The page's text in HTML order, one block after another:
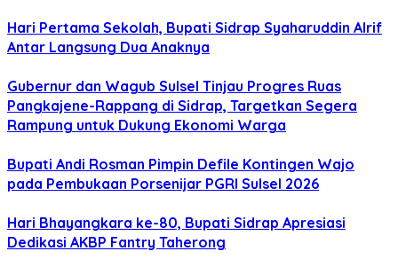
Hari Pertama Sekolah, Bupati Sidrap Syaharuddin Alrif
Antar Langsung Dua Anaknya
Gubernur dan Wagub Sulsel Tinjau Progres Ruas
Pangkajene-Rappang di Sidrap, Targetkan Segera
Rampung untuk Dukung Ekonomi Warga
Bupati Andi Rosman Pimpin Defile Kontingen Wajo
pada Pembukaan Porsenijar PGRI Sulsel 2026
Hari Bhayangkara ke-80, Bupati Sidrap Apresiasi
Dedikasi AKBP Fantry Taherong